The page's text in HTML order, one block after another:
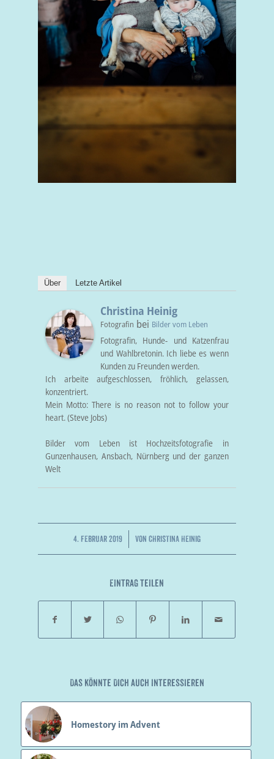
Über Letzte Artikel
Christina Heinig
Fotografin bei Bilder vom Leben
Fotografin, Hunde- und Katzenfrau
und Wahlbretonin. Ich liebe es wenn
Kunden zu Freunden werden.
Ich arbeite aufgeschlossen, fröhlich, gelassen,
konzentriert.
Mein Motto: There is no reason not to follow your
heart. (Steve Jobs)
Bilder vom Leben ist Hochzeitsfotografie in
Gunzenhausen, Ansbach, Nürnberg und der ganzen
Welt
4. FEBRUAR 2019
/ VON CHRISTINA HEINIG
Eintrag teilen
Das könnte Dich auch interessieren
Homestory im Advent